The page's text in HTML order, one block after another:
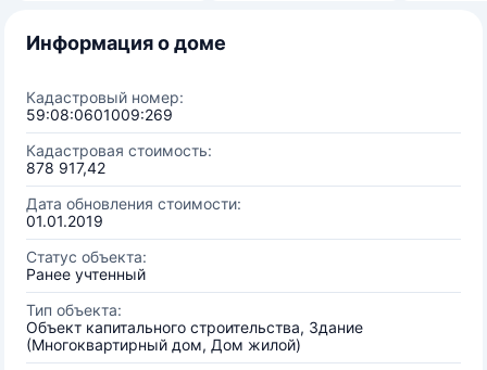
Информация о доме
Кадастровый номер:
59:08:0601009:269
Кадастровая стоимость:
878 917,42
Дата обновления стоимости:
01.01.2019
Статус объекта:
Ранее учтенный
Тип объекта:
Объект капитального строительства, Здание
(Многоквартирный дом, Дом жилой)